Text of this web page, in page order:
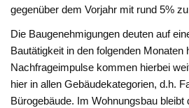
gegenüber dem Vorjahr mit rund 5%
Die Baugenehmigungen deuten auf
Bautätigkeit in den folgenden Monaten
Nachfrageimpulse kommen hierbei
hier in allen Gebäudekategorien, d.h.
Bürogebäude. Im Wohnungsbau bleibt